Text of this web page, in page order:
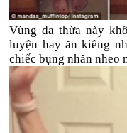
Vùng da thừa này
luyện hay ăn kiêng
chiếc bụng nhăn nheo